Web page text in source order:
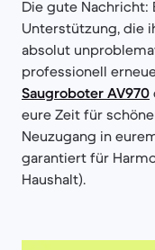
Die gute Nachricht:
Unterstützung, die
absolut
professionell
Saugroboter AV970
eure Zeit für
Neuzugang in
garantiert für
Haushalt).